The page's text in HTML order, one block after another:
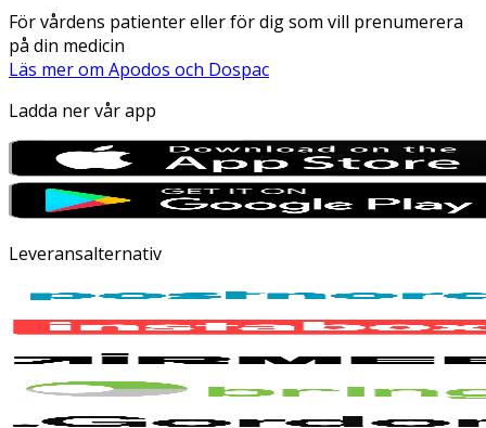
För vårdens patienter eller för dig som vill prenumerera
på din medicin
Läs mer om Apodos och Dospac
Ladda ner vår app
Leveransalternativ